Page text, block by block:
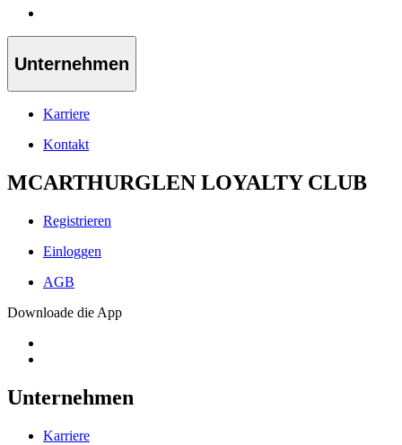
Unternehmen
Karriere
Kontakt
MCARTHURGLEN LOYALTY CLUB
Registrieren
Einloggen
AGB
Downloade die App
Unternehmen
Karriere